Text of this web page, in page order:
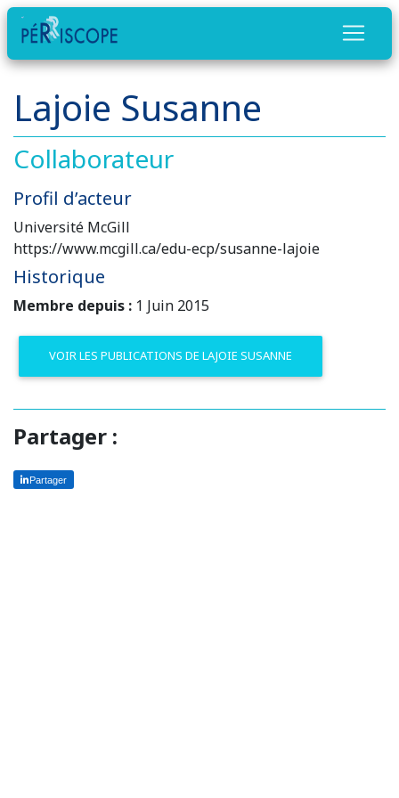
Lajoie Susanne
Collaborateur
Profil d’acteur
Université McGill
https://www.mcgill.ca/edu-ecp/susanne-lajoie
Historique
Membre depuis : 1 Juin 2015
VOIR LES PUBLICATIONS DE LAJOIE SUSANNE
Partager :
Partager